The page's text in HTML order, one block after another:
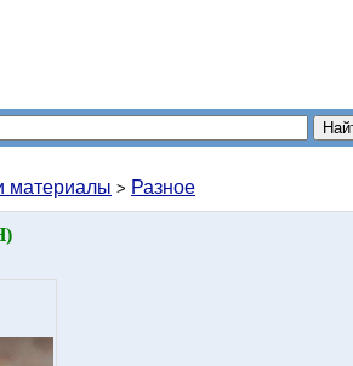
материалы > Разное